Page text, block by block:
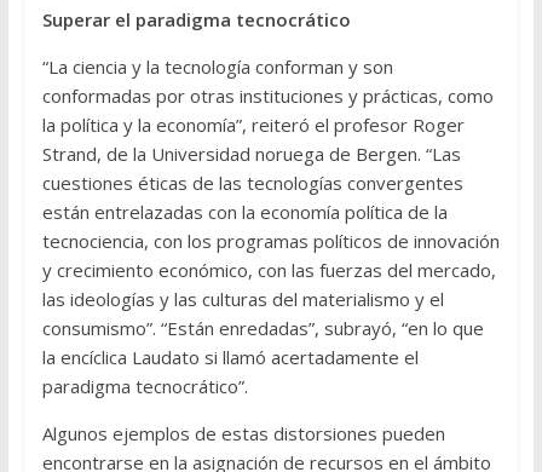
Superar el paradigma tecnocrático
“La ciencia y la tecnología conforman y son
conformadas por otras instituciones y prácticas, como
la política y la economía”, reiteró el profesor Roger
Strand, de la Universidad noruega de Bergen. “Las
cuestiones éticas de las tecnologías convergentes
están entrelazadas con la economía política de la
tecnociencia, con los programas políticos de innovación
y crecimiento económico, con las fuerzas del mercado,
las ideologías y las culturas del materialismo y el
consumismo”. “Están enredadas”, subrayó, “en lo que
la encíclica Laudato si llamó acertadamente el
paradigma tecnocrático”.
Algunos ejemplos de estas distorsiones pueden
encontrarse en la asignación de recursos en el ámbito